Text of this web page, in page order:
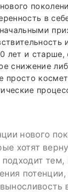
в
лет и старше,
снижение
нового
хотят
тем,